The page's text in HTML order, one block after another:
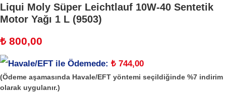
Liqui Moly Süper Leichtlauf 10W-40 Sentetik
Motor Yağı 1 L (9503)
₺ 800,00
Havale/EFT ile Ödemede: ₺ 744,00
(Ödeme aşamasında Havale/EFT yöntemi seçildiğinde %7 indirim
olarak uygulanır.)